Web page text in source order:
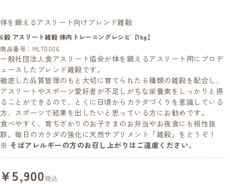
体を鍛えるアスリート向けブレンド雑穀
6穀 アスリート雑穀 体内トレーニングレシピ【1kg】
商品番号：MLT0006
一般社団法人食アスリート協会が体を鍛えるアスリート用にプロデ
ュースしたブレンド雑穀です。
徹底した品質管理のもと大切に育てられた６種類の雑穀を配合し、
アスリートやスポーツ愛好者が不足しがちな栄養素をしっかりと摂
ることができるので、とくに日頃からカラダづくりを意識している
方、スポーツで結果を出したいと思っている方にお勧めです。
食べやすく、育ちざかりのお子さまのお弁当やお夜食にも相性抜
群。毎日のカラダの強化に天然サプリメント「雑穀」をどうぞ！
※ そばアレルギーの方のお召し上がりはご遠慮ください。
¥5,900税込